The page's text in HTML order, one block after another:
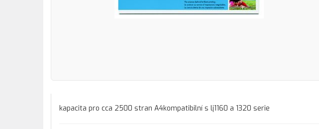
kapacita pro cca 2500 stran A4kompatibilní s lj1160 a 1320 serie